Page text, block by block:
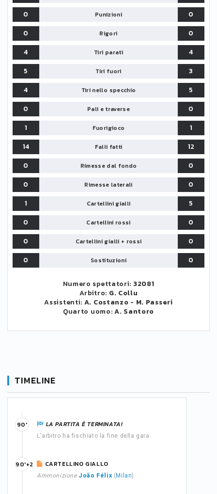
0
Punizioni
0
0
Rigori
0
4
Tiri parati
4
5
Tiri fuori
3
4
Tiri nello specchio
5
0
Pali e traverse
0
1
Fuorigioco
1
14
Falli fatti
12
0
Rimesse dal fondo
0
0
Rimesse laterali
0
1
Cartellini gialli
5
0
Cartellini rossi
0
0
Cartellini gialli + rossi
0
0
Sostituzioni 0
Numero spettatori: 32081
Arbitro: G. Collu
Assistenti: A. Costanzo - M. Passeri
Quarto uomo:A. Santoro
TIMELINE
LA PARTITA È TERMINATA!
L'arbitro ha fischiato la fine della gara.
90'
CARTELLINO GIALLO
Ammonizione João Félix ( Milan)
90'+2